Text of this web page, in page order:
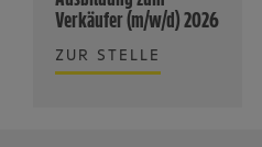
Verkäufer (m/w/d) 2026
ZUR STELLE